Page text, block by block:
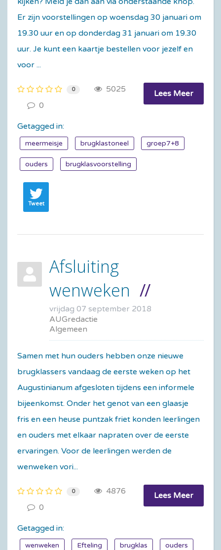
Er zijn voorstellingen op woensdag 30 januari om
19.30 uur en op donderdag 31 januari om 19.30
uur. Je kunt een kaartje bestellen voor jezelf en
voor ...
Lees Meer
0
5025
0
Getagged in:
meermeisje brugklastoneel groep7+8
ouders brugklasvoorstelling
Tweet
Afsluiting
wenweken
vrijdag 07 september 2018
AUGredactie
Algemeen
Samen met hun ouders hebben onze nieuwe
brugklassers vandaag de eerste weken op het
Augustinianum afgesloten tijdens een informele
bijeenkomst. Onder het genot van een glaasje
fris en een heuse puntzak friet konden leerlingen
en ouders met elkaar napraten over de eerste
ervaringen. Voor de leerlingen werden de
wenweken vori...
Lees Meer
0
4876
0
Getagged in:
wenweken Efteling brugklas ouders